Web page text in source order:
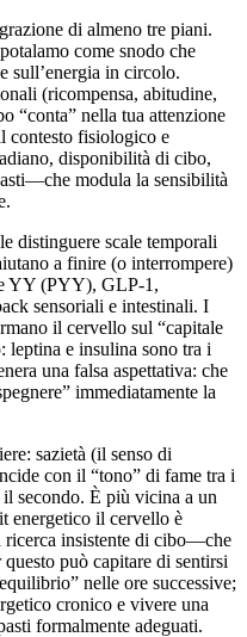
di almeno tre piani.
come snodo che
sull’energia in circolo.
(ricompensa, abitudine,
“conta” nella tua attenzione
contesto fisiologico e
disponibilità di cibo,
modula la sensibilità
distinguere scale temporali
a finire (o interrompere)
YY (PYY), GLP-1,
sensoriali e intestinali. I
il cervello sul “capitale
leptina e insulina sono tra i
una falsa aspettativa: che
immediatamente la
sazietà (il senso di
con il “tono” di fame tra i
secondo. È più vicina a un
energetico il cervello è
ricerca insistente di cibo—che
può capitare di sentirsi
nelle ore successive;
cronico e vivere una
formalmente adeguati.